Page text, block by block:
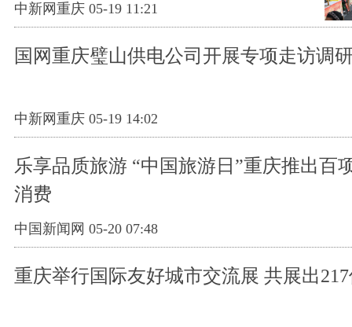
中新网重庆 05-19 11:21
国网重庆璧山供电公司开展专项走访调
中新网重庆 05-19 14:02
乐享品质旅游 “中国旅游日”重庆推出百
消费
中国新闻网 05-20 07:48
重庆举行国际友好城市交流展 共展出